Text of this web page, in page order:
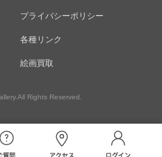
プライバシーポリシー
各種リンク
絵画買取
Rights Reserved.